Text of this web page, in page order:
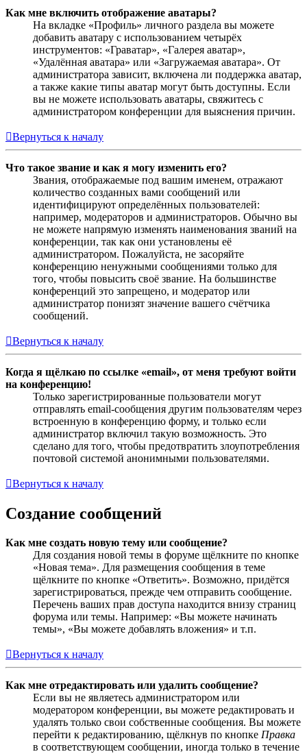
Как мне включить отображение аватары?
На вкладке «Профиль» личного раздела вы можете
добавить аватару с использованием четырёх
инструментов: «Граватар», «Галерея аватар»,
«Удалённая аватара» или «Загружаемая аватара». От
администратора зависит, включена ли поддержка аватар,
а также какие типы аватар могут быть доступны. Если
вы не можете использовать аватары, свяжитесь с
администратором конференции для выяснения причин.
Вернуться к началу
Что такое звание и как я могу изменить его?
Звания, отображаемые под вашим именем, отражают
количество созданных вами сообщений или
идентифицируют определённых пользователей:
например, модераторов и администраторов. Обычно вы
не можете напрямую изменять наименования званий на
конференции, так как они установлены её
администратором. Пожалуйста, не засоряйте
конференцию ненужными сообщениями только для
того, чтобы повысить своё звание. На большинстве
конференций это запрещено, и модератор или
администратор понизят значение вашего счётчика
сообщений.
Вернуться к началу
Когда я щёлкаю по ссылке «email», от меня требуют войти
на конференцию!
Только зарегистрированные пользователи могут
отправлять email-сообщения другим пользователям через
встроенную в конференцию форму, и только если
администратор включил такую возможность. Это
сделано для того, чтобы предотвратить злоупотребления
почтовой системой анонимными пользователями.
Вернуться к началу
Создание сообщений
Как мне создать новую тему или сообщение?
Для создания новой темы в форуме щёлкните по кнопке
«Новая тема». Для размещения сообщения в теме
щёлкните по кнопке «Ответить». Возможно, придётся
зарегистрироваться, прежде чем отправить сообщение.
Перечень ваших прав доступа находится внизу страниц
форума или темы. Например: «Вы можете начинать
темы», «Вы можете добавлять вложения» и т.п.
Вернуться к началу
Как мне отредактировать или удалить сообщение?
Если вы не являетесь администратором или
модератором конференции, вы можете редактировать и
удалять только свои собственные сообщения. Вы можете
перейти к редактированию, щёлкнув по кнопке Правка
в соответствующем сообщении, иногда только в течение